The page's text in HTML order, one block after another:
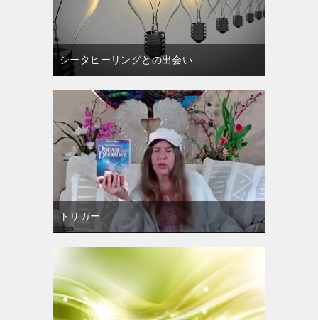
シータヒーリングとの出会い
トリガー